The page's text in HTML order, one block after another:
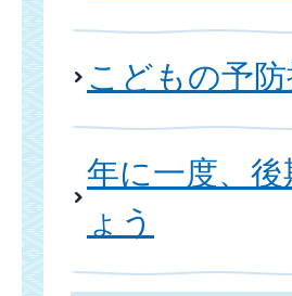
こどもの予
年に一度、
ょう